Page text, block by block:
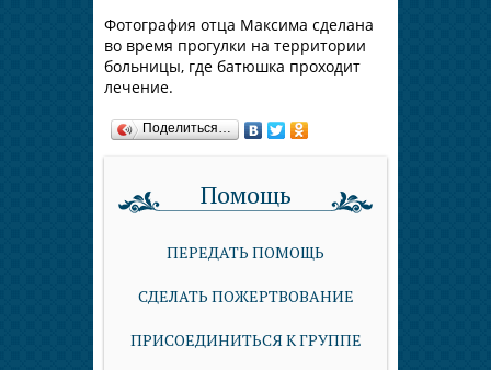
Фотография отца Максима сделана
во время прогулки на территории
больницы, где батюшка проходит
лечение.
Поделиться…
Помощь
ПЕРЕДАТЬ ПОМОЩЬ
СДЕЛАТЬ ПОЖЕРТВОВАНИЕ
ПРИСОЕДИНИТЬСЯ К ГРУППЕ